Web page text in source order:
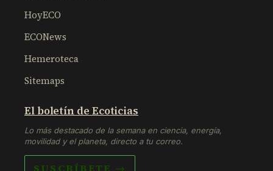
HoyECO
ECONews
Hemeroteca
Sitemaps
El boletín de Ecoticias
Lo más destacado de la semana en ciencia, energía,
movilidad y el planeta, directo a tu correo.
SUSCRÍBETE →